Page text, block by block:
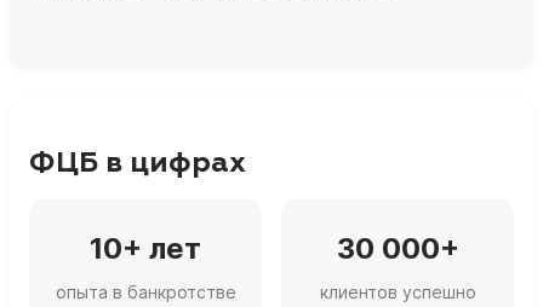
ФЦБ в цифрах
10+ лет
опыта в банкротстве
30 000+
клиентов успешно